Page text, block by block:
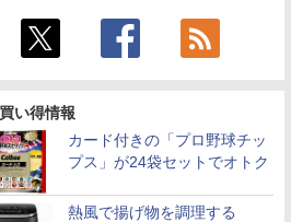
い得情報
カード付きの「プロ野球チッ
プス」が24袋セットでオトク
熱風で揚げ物を調理する